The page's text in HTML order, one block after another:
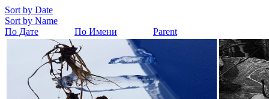
Sort by Date
Sort by Name
По Дате
По Имени Parent